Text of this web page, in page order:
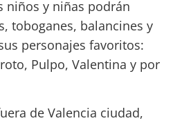
niños y niñas podrán
toboganes, balancines y
personajes favoritos:
Pulpo, Valentina y por
de Valencia ciudad,